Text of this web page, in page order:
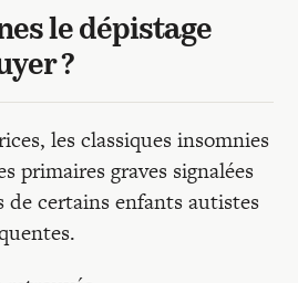
le dépistage
?
les classiques insomnies
primaires graves signalées
de certains enfants autistes